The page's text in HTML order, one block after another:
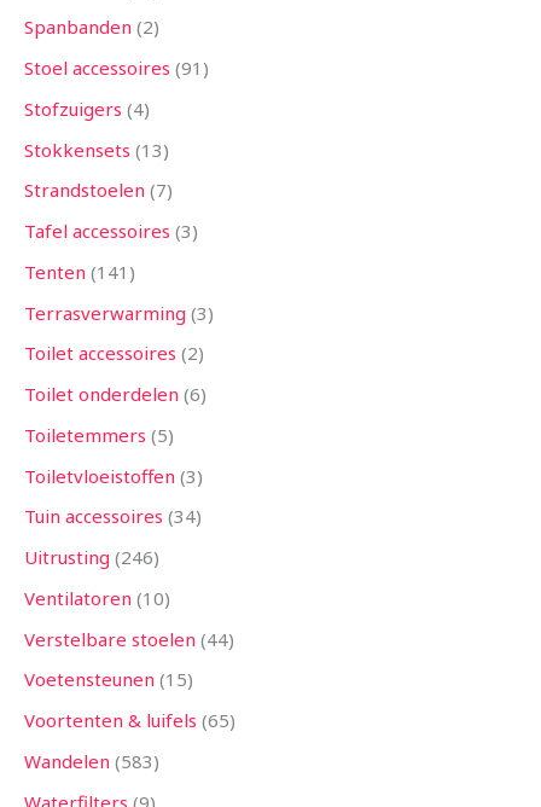
Spanbanden 2
Stoel accessoires 91
Stofzuigers 4
Stokkensets 13
Strandstoelen 7
Tafel accessoires 3
Tenten 141
Terrasverwarming 3
Toilet accessoires 2
Toilet onderdelen 6
Toiletemmers 5
Toiletvloeistoffen 3
Tuin accessoires 34
Uitrusting 246
Ventilatoren 10
Verstelbare stoelen 44
Voetensteunen 15
Voortenten & luifels 65
Wandelen 583
Waterfilters 9